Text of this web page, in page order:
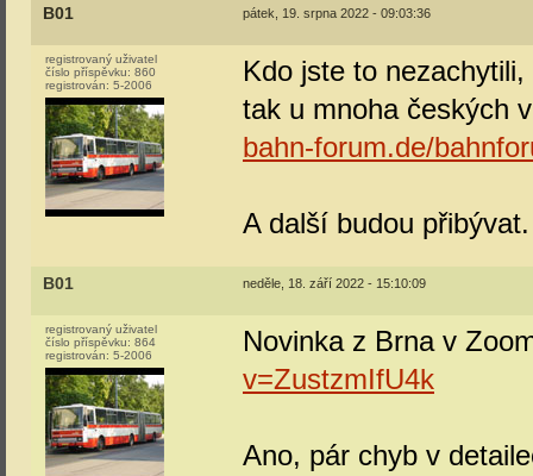
B01 pátek, 19. srpna 2022 - 09:03:36
registrovaný uživatel
číslo příspěvku: 860
registrován: 5-2006
Kdo jste to
tak u mnoha českých
bahn-forum.de/
A další budou přibývat.
B01 neděle, 18. září 2022 - 15:10:09
registrovaný uživatel
číslo příspěvku: 864
registrován: 5-2006
Novinka z Brna v
v=ZustzmIfU4k
Ano, pár chyb v